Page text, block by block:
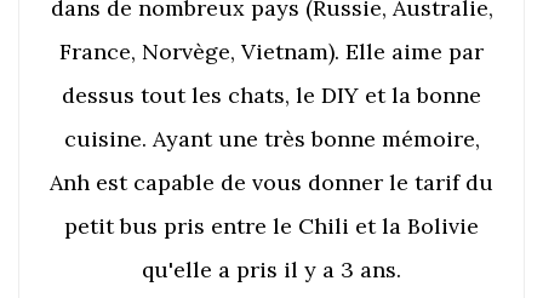
dans de nombreux pays (Russie, Australie,
France, Norvège, Vietnam). Elle aime par
dessus tout les chats, le DIY et la bonne
cuisine. Ayant une très bonne mémoire,
Anh est capable de vous donner le tarif du
petit bus pris entre le Chili et la Bolivie
qu'elle a pris il y a 3 ans.